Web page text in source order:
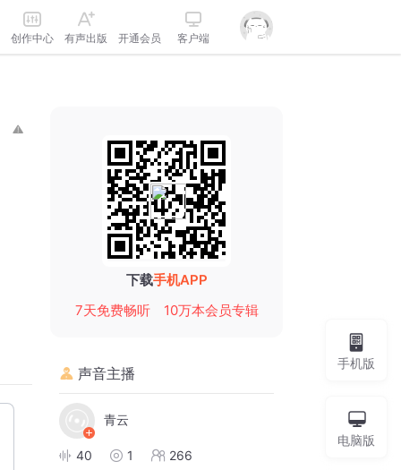
创作中心 有声出版 开通会员 客户端
下载手机APP
7天免费畅听
10万本会员专辑
声音主播
青云
40 1 266
手机版
电脑版